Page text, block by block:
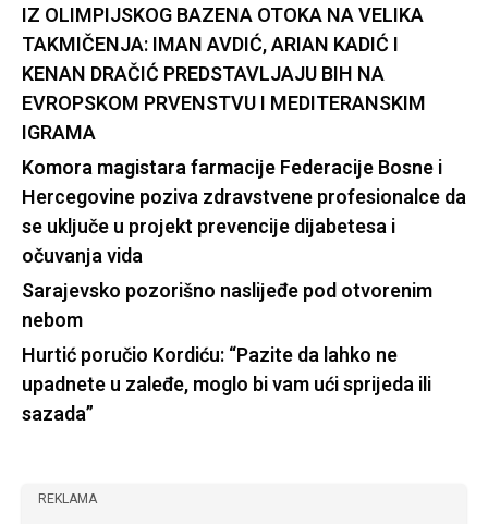
IZ OLIMPIJSKOG BAZENA OTOKA NA VELIKA
TAKMIČENJA: IMAN AVDIĆ, ARIAN KADIĆ I
KENAN DRAČIĆ PREDSTAVLJAJU BIH NA
EVROPSKOM PRVENSTVU I MEDITERANSKIM
IGRAMA
Komora magistara farmacije Federacije Bosne i
Hercegovine poziva zdravstvene profesionalce da
se uključe u projekt prevencije dijabetesa i
očuvanja vida
Sarajevsko pozorišno naslijeđe pod otvorenim
nebom
Hurtić poručio Kordiću: “Pazite da lahko ne
upadnete u zaleđe, moglo bi vam ući sprijeda ili
sazada”
REKLAMA